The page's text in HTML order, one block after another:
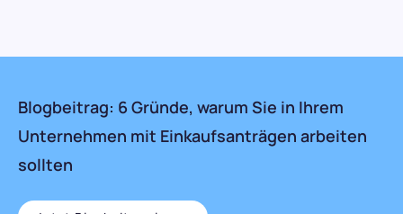
Blogbeitrag: 6 Gründe, warum Sie in Ihrem
Unternehmen mit Einkaufsanträgen arbeiten
sollten